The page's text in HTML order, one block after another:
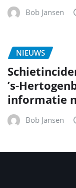
Bob Jansen
NIEUWS
informatie
Bob Jansen